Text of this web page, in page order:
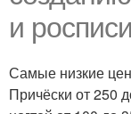
и
Самые низкие
Причёски от 250